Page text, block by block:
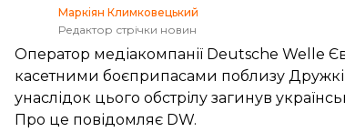
Маркіян Климковецький
Редактор стрічки новин
Оператор медіакомпанії Deutsche Welle
касетними боєприпасами поблизу
унаслідок цього обстрілу загинув
Про це повідомляє DW.